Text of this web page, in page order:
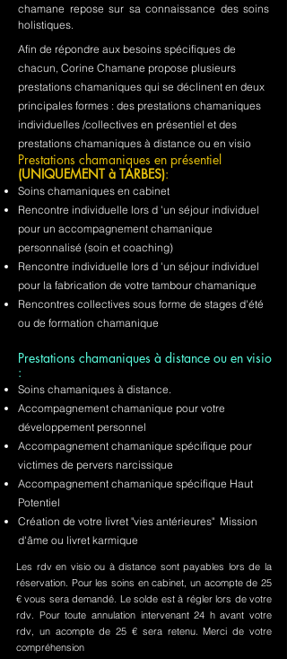
chamane repose sur sa connaissance des soins
holistiques.
Afin de répondre aux besoins spécifiques de
chacun, Corine Chamane propose plusieurs
prestations chamaniques qui se déclinent en deux
principales formes : des prestations chamaniques
individuelles /collectives en présentiel et des
prestations chamaniques à distance ou en visio
Prestations chamaniques en présentiel
(UNIQUEMENT à TARBES):
Soins chamaniques en cabinet
Rencontre individuelle lors d 'un séjour individuel
pour un accompagnement chamanique
personnalisé (soin et coaching)
Rencontre individuelle lors d 'un séjour individuel
pour la fabrication de votre tambour chamanique
Rencontres collectives sous forme de stages d'été
ou de formation chamanique
Prestations chamaniques à distance ou en visio
:
Soins chamaniques à distance.
Accompagnement chamanique pour votre
développement personnel
Accompagnement chamanique spécifique pour
victimes de pervers narcissique
Accompagnement chamanique spécifique Haut
Potentiel
Création de votre livret "vies antérieures" Mission
d'âme ou livret karmique
Les rdv en visio ou à distance sont payables lors de la
réservation. Pour les soins en cabinet, un acompte de 25
€ vous sera demandé. Le solde est à régler lors de votre
rdv. Pour toute annulation intervenant 24 h avant votre
rdv, un acompte de 25 € sera retenu. Merci de votre
compréhension